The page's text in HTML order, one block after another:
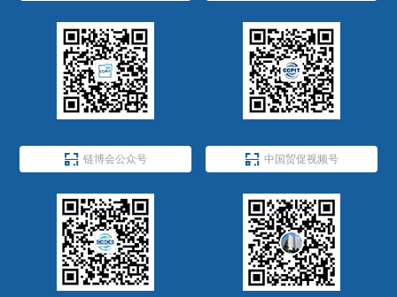
 链博会公众号  中国贸促视频号